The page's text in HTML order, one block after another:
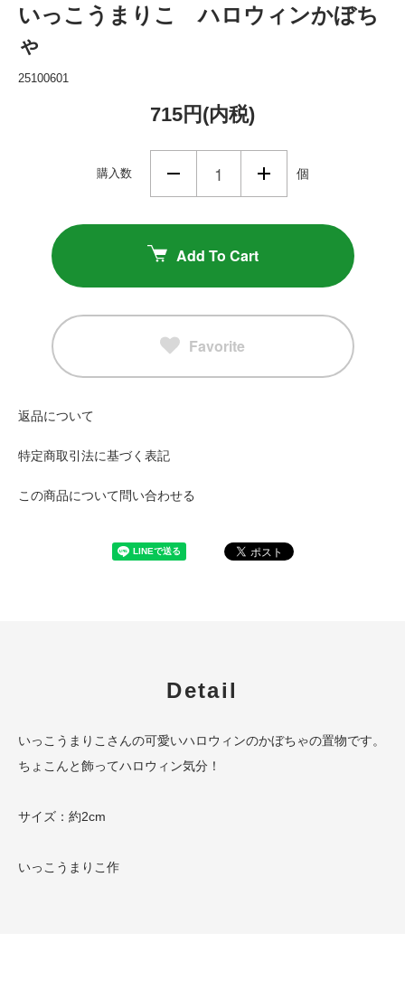
いっこうまりこ ハロウィンかぼち
ゃ
25100601
715円(内税)
購入数 個
Add To Cart
Favorite
返品について
特定商取引法に基づく表記
この商品について問い合わせる
Detail
いっこうまりこさんの可愛いハロウィンのかぼちゃの置物です。
ちょこんと飾ってハロウィン気分！
サイズ：約2cm
いっこうまりこ作